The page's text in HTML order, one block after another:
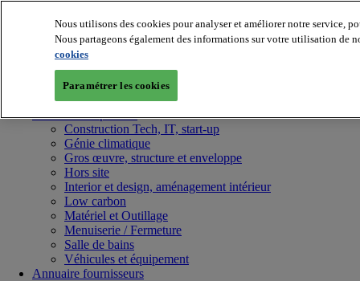
Batiradio
Articles & expertises
Construction Tech, IT, start-up
Génie climatique
Gros œuvre, structure et enveloppe
Hors site
Interior et design, aménagement intérieur
Low carbon
Matériel et Outillage
Menuiserie / Fermeture
Salle de bains
Véhicules et équipement
Annuaire fournisseurs
Nous utilisons des cookies pour analyser et améliorer notre service,
Nous partageons également des informations sur votre utilisation de
cookies
Paramétrer les cookies